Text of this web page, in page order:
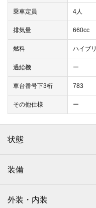
乗車定員 4人
排気量 660cc
燃料 ハイブ
過給機 ー
車台番号下3桁 783
その他仕様 ー
状態
装備
外装・内装